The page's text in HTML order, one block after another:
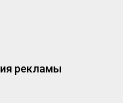
рекламы